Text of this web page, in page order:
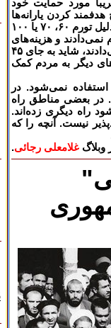
مورد حمایت خود
کردن یارانه‌ها
تورم ۶۰، ۷۰ یا ۱۰۰
نمی‌دادند و هزینه‌های
شاید به جای۴۵
دیگر به مردم کمک
نمی‌شود. در
در بعضی مناطق راه
راه دیگری زده‌اند.
نیست. آنچه را که
وبلاگغلامعلی رجائی.
"